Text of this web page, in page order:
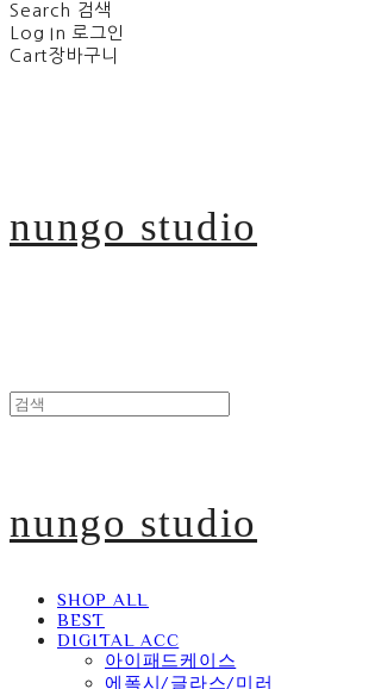
Search 검색
Log In 로그인
Cart장바구니
nungo studio
nungo studio
SHOP ALL
BEST
DIGITAL ACC
아이패드케이스
에폭시/글라스/미러